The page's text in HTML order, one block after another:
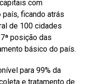
com
ficando atrás
de 100 cidades
posição das
básico do país.
para 99% da
e tratamento de